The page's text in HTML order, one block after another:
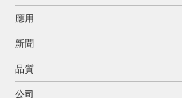
應用
新聞
品質
公司